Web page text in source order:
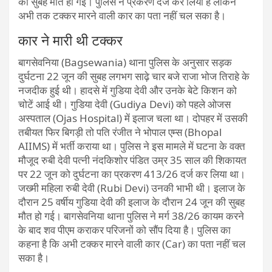
अभी तक टक्कर मारने वाली कार का पता नहीं चल सका है।
कार ने मारी थी टक्कर
बागसेवनिया (Bagsewania) थाना पुलिस के अनुसार सड़क
दुर्घटना 22 जून की सुबह लगभग साढ़े चार बजे राजा भोज तिराहे के
नजदीक हुई थी। हादसे में गुडिया देवी और उनके बेटे किशन को
चोटें आई थी। गुडिया देवी (Gudiya Devi) को पहले ओजस
अस्पताल (Ojas Hospital) में इलाज चला था। दोपहर में उसकी
तबीयत फिर बिगड़ी तो पति रंजीत ने भोपाल एम्स (Bhopal
AIIMS) में भर्ती कराया था। पुलिस ने इस मामले में घटना के वक्त
मौजूद रुबी देवी पत्नी नंदकिशोर पंडित उम्र 35 साल की शिकायत
पर 22 जून को दुर्घटना का प्रकरण 413/26 दर्ज कर लिया था।
जख्मी महिला रुबी देवी (Rubi Devi) उनकी भाभी थी। इलाज के
दौरान 25 वर्षीय गुडिया देवी की इलाज के दौरान 24 जून की सुबह
मौत हो गई। बागसेवनिया थाना पुलिस ने मर्ग 38/26 कायम करने
के बाद शव पीएम कराकर परिजनों को सौंप दिया है। पुलिस का
कहना है कि अभी टक्कर मारने वाली कार (Car) का पता नहीं चल
सका है।